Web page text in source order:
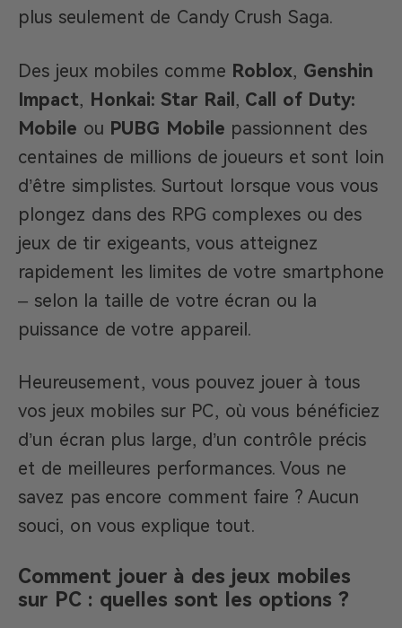
plus seulement de Candy Crush Saga.
Des jeux mobiles comme Roblox, Genshin
Impact, Honkai: Star Rail , Call of Duty:
Mobile ou PUBG Mobile passionnent des
centaines de millions de joueurs et sont loin
d’être simplistes. Surtout lorsque vous vous
plongez dans des RPG complexes ou des
jeux de tir exigeants, vous atteignez
rapidement les limites de votre smartphone
– selon la taille de votre écran ou la
puissance de votre appareil.
Heureusement, vous pouvez jouer à tous
vos jeux mobiles sur PC, où vous bénéficiez
d’un écran plus large, d’un contrôle précis
et de meilleures performances. Vous ne
savez pas encore comment faire ? Aucun
souci, on vous explique tout.
Comment jouer à des jeux mobiles
sur PC : quelles sont les options ?